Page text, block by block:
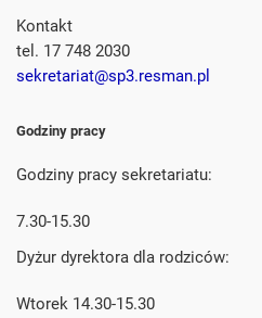
Kontakt
tel. 17 748 2030
sekretariat@sp3.resman.pl
Godziny pracy
Godziny pracy sekretariatu:
7.30-15.30
Dyżur dyrektora dla rodziców:
Wtorek 14.30-15.30